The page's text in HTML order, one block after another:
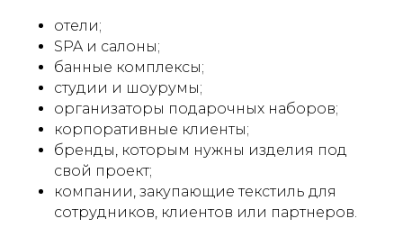
отели;
SPA и салоны;
банные комплексы;
студии и шоурумы;
организаторы подарочных наборов;
корпоративные клиенты;
бренды, которым нужны изделия под
свой проект;
компании, закупающие текстиль для
сотрудников, клиентов или партнеров.